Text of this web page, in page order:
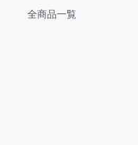
全商品一覧